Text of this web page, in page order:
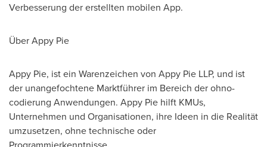
Verbesserung der erstellten mobilen App.
Über Appy Pie
Appy Pie, ist ein Warenzeichen von Appy Pie LLP, und ist
der unangefochtene Marktführer im Bereich der ohno-
codierung Anwendungen. Appy Pie hilft KMUs,
Unternehmen und Organisationen, ihre Ideen in die Realität
umzusetzen, ohne technische oder